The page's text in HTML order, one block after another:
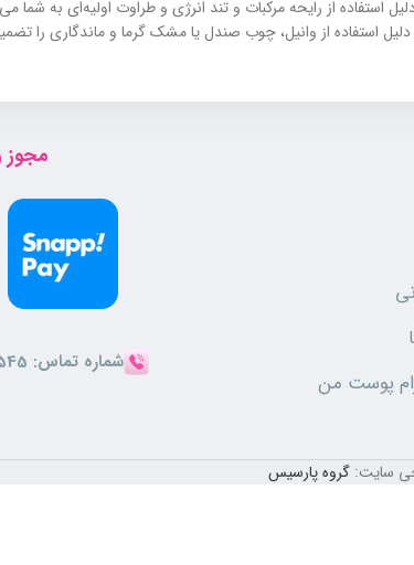
استفاده از رایحه مرکبات و تند انرژی و طراوت اولیه‌ای به
استفاده از وانیل، چوب صندل یا مشک گرما و ماندگاری را
طراحی شده است. این عطر رایحه بی‌نظیری دارد و ترکیبات آن
پوست من
مجوز
شماره تماس:
سایت: گروه پارسیس